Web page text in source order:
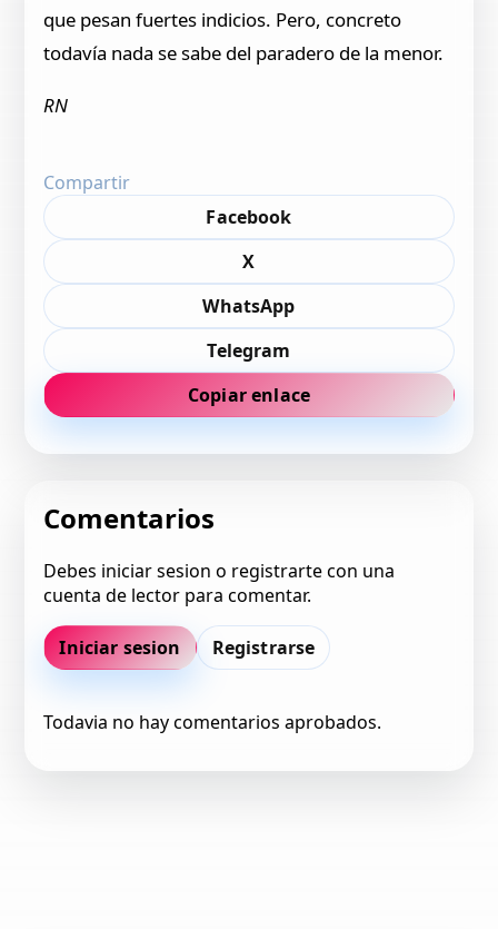
que pesan fuertes indicios. Pero, concreto
todavía nada se sabe del paradero de la menor.
RN
Compartir
Facebook
X
WhatsApp
Telegram
Copiar enlace
Comentarios
Debes iniciar sesion o registrarte con una
cuenta de lector para comentar.
Iniciar sesion Registrarse
Todavia no hay comentarios aprobados.